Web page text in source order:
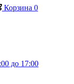
Корзина 0
до 17:00